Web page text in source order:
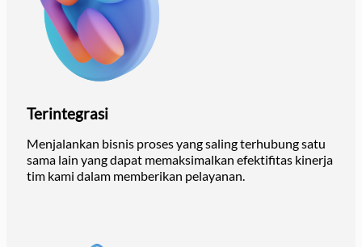
Terintegrasi
Menjalankan bisnis proses yang saling terhubung satu
sama lain yang dapat memaksimalkan efektifitas kinerja
tim kami dalam memberikan pelayanan.